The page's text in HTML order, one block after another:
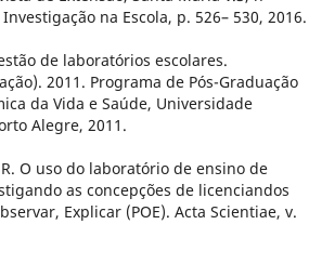
na Escola, p. 526– 530, 2016.
de laboratórios escolares.
2011. Programa de Pós-Graduação
da Vida e Saúde, Universidade
Alegre, 2011.
R. O uso do laboratório de ensino de
as concepções de licenciandos
Explicar (POE). Acta Scientiae, v.